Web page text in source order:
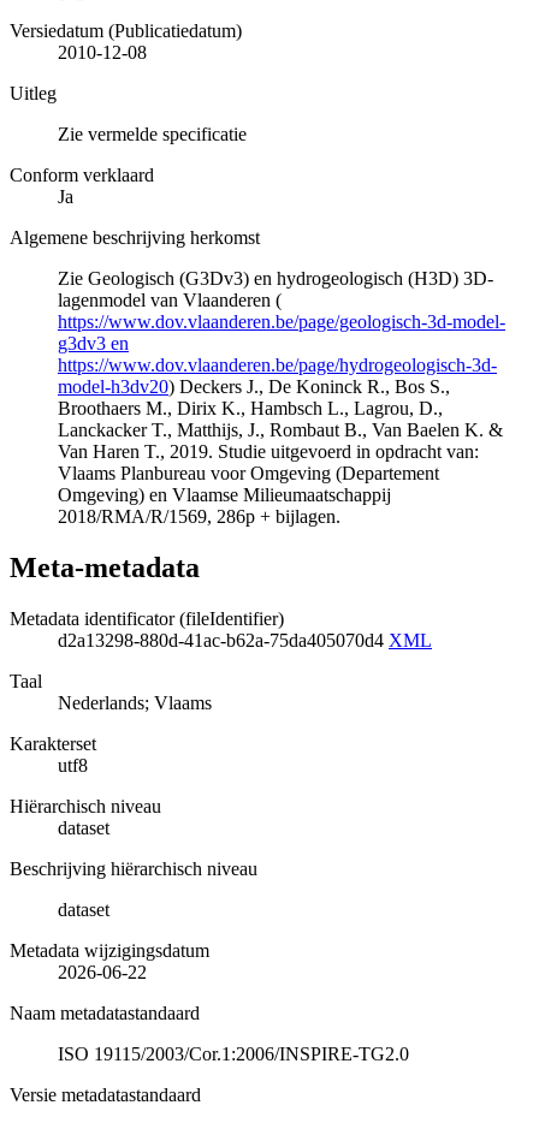
Versiedatum (Publicatiedatum)
2010-12-08
Uitleg
Zie vermelde specificatie
Conform verklaard
Ja
Algemene beschrijving herkomst
Zie Geologisch (G3Dv3) en hydrogeologisch (H3D) 3D-
lagenmodel van Vlaanderen (
https://www.dov.vlaanderen.be/page/geologisch-3d-model-
g3dv3 en
https://www.dov.vlaanderen.be/page/hydrogeologisch-3d-
model-h3dv20) Deckers J., De Koninck R., Bos S.,
Broothaers M., Dirix K., Hambsch L., Lagrou, D.,
Lanckacker T., Matthijs, J., Rombaut B., Van Baelen K. &
Van Haren T., 2019. Studie uitgevoerd in opdracht van:
Vlaams Planbureau voor Omgeving (Departement
Omgeving) en Vlaamse Milieumaatschappij
2018/RMA/R/1569, 286p + bijlagen.
Meta-metadata
Metadata identificator (fileIdentifier)
d2a13298-880d-41ac-b62a-75da405070d4 XML
Taal
Nederlands; Vlaams
Karakterset
utf8
Hiërarchisch niveau
dataset
Beschrijving hiërarchisch niveau
dataset
Metadata wijzigingsdatum
2026-06-22
Naam metadatastandaard
ISO 19115/2003/Cor.1:2006/INSPIRE-TG2.0
Versie metadatastandaard